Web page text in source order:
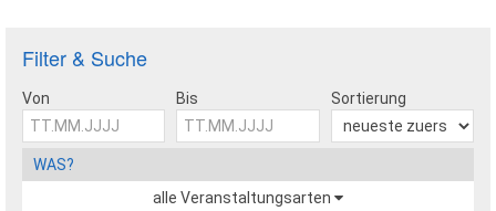
Filter & Suche
Von Bis Sortierung
WAS?
alle Veranstaltungsarten